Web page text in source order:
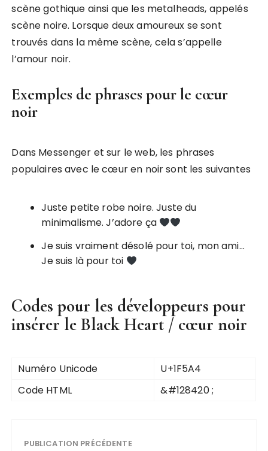
scène gothique ainsi que les metalheads, appelés
scène noire. Lorsque deux amoureux se sont
trouvés dans la même scène, cela s’appelle
l’amour noir.
Exemples de phrases pour le cœur
noir
Dans Messenger et sur le web, les phrases
populaires avec le cœur en noir sont les suivantes
Juste petite robe noire. Juste du
minimalisme. J’adore ça
Je suis vraiment désolé pour toi, mon ami…
Je suis là pour toi
Codes pour les développeurs pour
insérer le Black Heart / cœur noir
Numéro Unicode
U+1F5A4
Code HTML
&#128420 ;
PUBLICATION PRÉCÉDENTE